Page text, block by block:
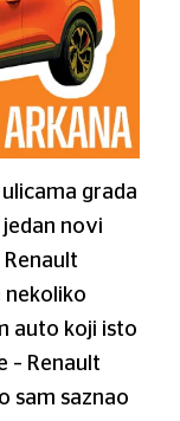
grada
novi
nekoliko
auto koji isto
– Renault
sam saznao